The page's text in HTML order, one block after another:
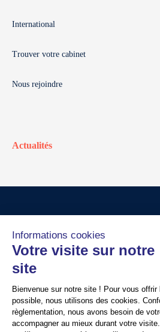
International
Trouver votre cabinet
Nous rejoindre
Actualités
Crédits
Politique de